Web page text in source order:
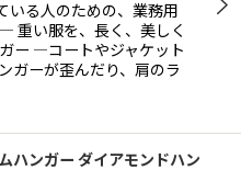
いる人のための、業務用
重い服を、長く、美しく
ー ―コートやジャケット
ガーが歪んだり、肩のラ
ハンガー ダイアモンドハン